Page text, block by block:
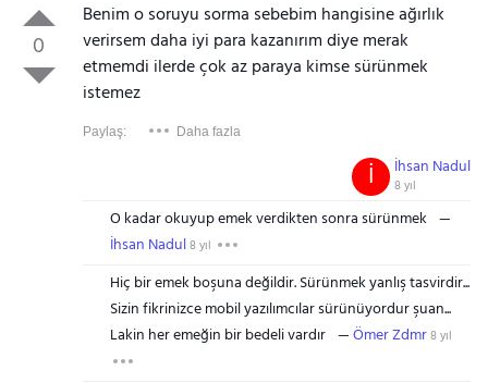
0
Benim o soruyu sorma sebebim hangisine ağırlık
verirsem daha iyi para kazanırım diye merak
etmemdi ilerde çok az paraya kimse sürünmek
istemez
Paylaş: Daha fazla
İhsan Nadul
8 yıl
İ
O kadar okuyup emek verdikten sonra sürünmek
İhsan Nadul8 yıl
Hiç bir emek boşuna değildir. Sürünmek yanlış tasvirdir...
Sizin fikrinizce mobil yazılımcılar sürünüyordur şuan...
Lakin her emeğin bir bedeli vardır
Ömer Zdmr8 yıl